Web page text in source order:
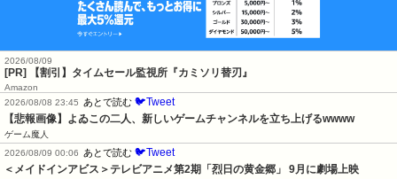
2026/08/09
[PR] 【割引】タイムセール監視所『カミソリ替刃』
Amazon
2026/08/08 23:45
あとで読む 🐦Tweet
【悲報画像】よゐこの二人、新しいゲームチャンネルを立ち上げるwwww
ゲーム魔人
2026/08/09 00:06
あとで読む 🐦Tweet
＜メイドインアビス＞テレビアニメ第2期「烈日の黄金郷」 9月に劇場上映